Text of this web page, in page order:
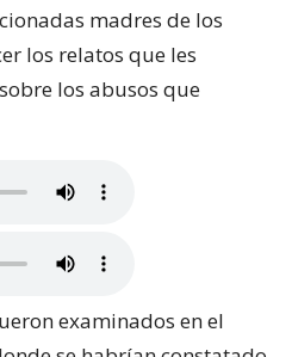
madres de los
los relatos que les
los abusos que
examinados en el